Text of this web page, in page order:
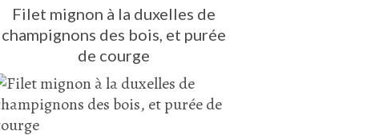
Filet mignon à la duxelles de
champignons des bois, et purée
de courge